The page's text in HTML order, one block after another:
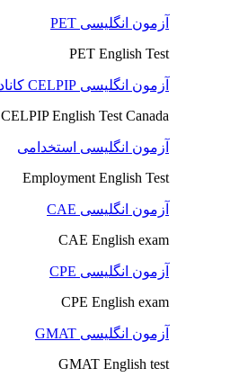
آزمون انگلیسی PET
PET English Test
آزمون انگلیسی CELPIP کانادا
CELPIP English Test Canada
آزمون انگلیسی استخدامی
Employment English Test
آزمون انگلیسی CAE
CAE English exam
آزمون انگلیسی CPE
CPE English exam
آزمون انگلیسی GMAT
GMAT English test